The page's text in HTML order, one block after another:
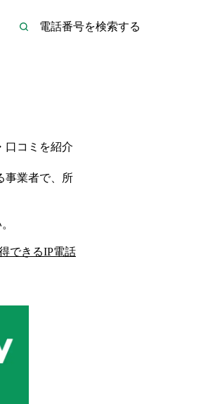
口コミを紹介
事業者で、所
できるIP電話